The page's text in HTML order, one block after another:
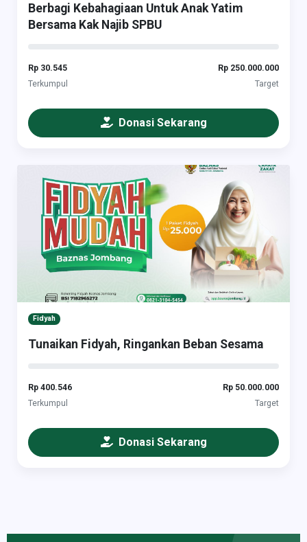
Berbagi Kebahagiaan Untuk Anak Yatim
Bersama Kak Najib SPBU
Rp 30.545
Terkumpul
Rp 250.000.000
Target
Donasi Sekarang
Fidyah
Tunaikan Fidyah, Ringankan Beban Sesama
Rp 400.546
Terkumpul
Rp 50.000.000
Target
Donasi Sekarang